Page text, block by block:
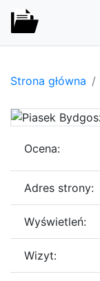
Strona główna
Ocena:
Adres strony:
Wyświetleń:
Wizyt: